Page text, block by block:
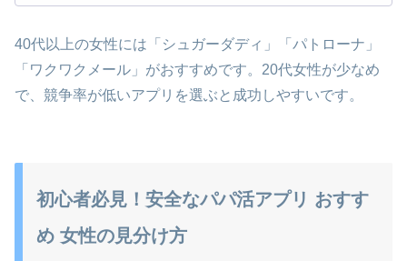
40代以上の女性には「シュガーダディ」「パトローナ」
「ワクワクメール」がおすすめです。20代女性が少なめ
で、競争率が低いアプリを選ぶと成功しやすいです。
初心者必見！安全なパパ活アプリ おすす
め 女性の見分け方